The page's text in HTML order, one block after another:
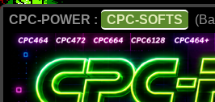
CPC-POWER : CPC-SOFTS